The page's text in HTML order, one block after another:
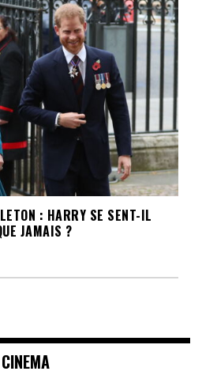
: HARRY SE SENT-IL
JAMAIS ?
CINEMA